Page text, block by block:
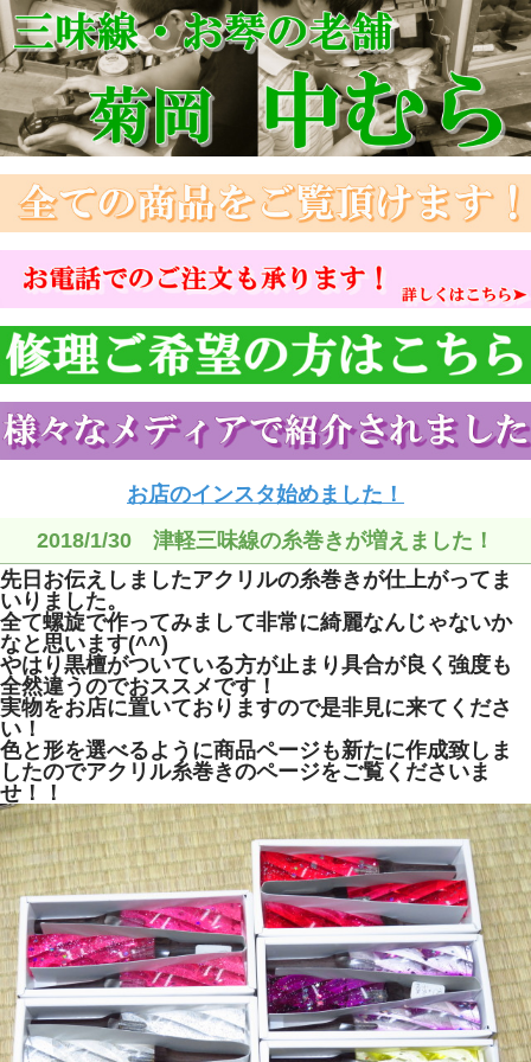
お店のインスタ始めました！
2018/1/30 津軽三味線の糸巻きが増えました！
先日お伝えしましたアクリルの糸巻きが仕上がってま
いりました。
全て螺旋で作ってみまして非常に綺麗なんじゃないか
なと思います(^^)
やはり黒檀がついている方が止まり具合が良く強度も
全然違うのでおススメです！
実物をお店に置いておりますので是非見に来てくださ
い！
色と形を選べるように商品ページも新たに作成致しま
したのでアクリル糸巻きのページをご覧くださいま
せ！！